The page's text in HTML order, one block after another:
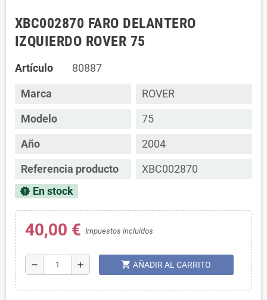
XBC002870 FARO DELANTERO
IZQUIERDO ROVER 75
Artículo 80887
Marca
ROVER
Modelo
75
Año
2004
Referencia producto
XBC002870
new_releases En stock
40,00 € Impuestos incluidos
remove add shopping_cart AÑADIR AL CARRITO